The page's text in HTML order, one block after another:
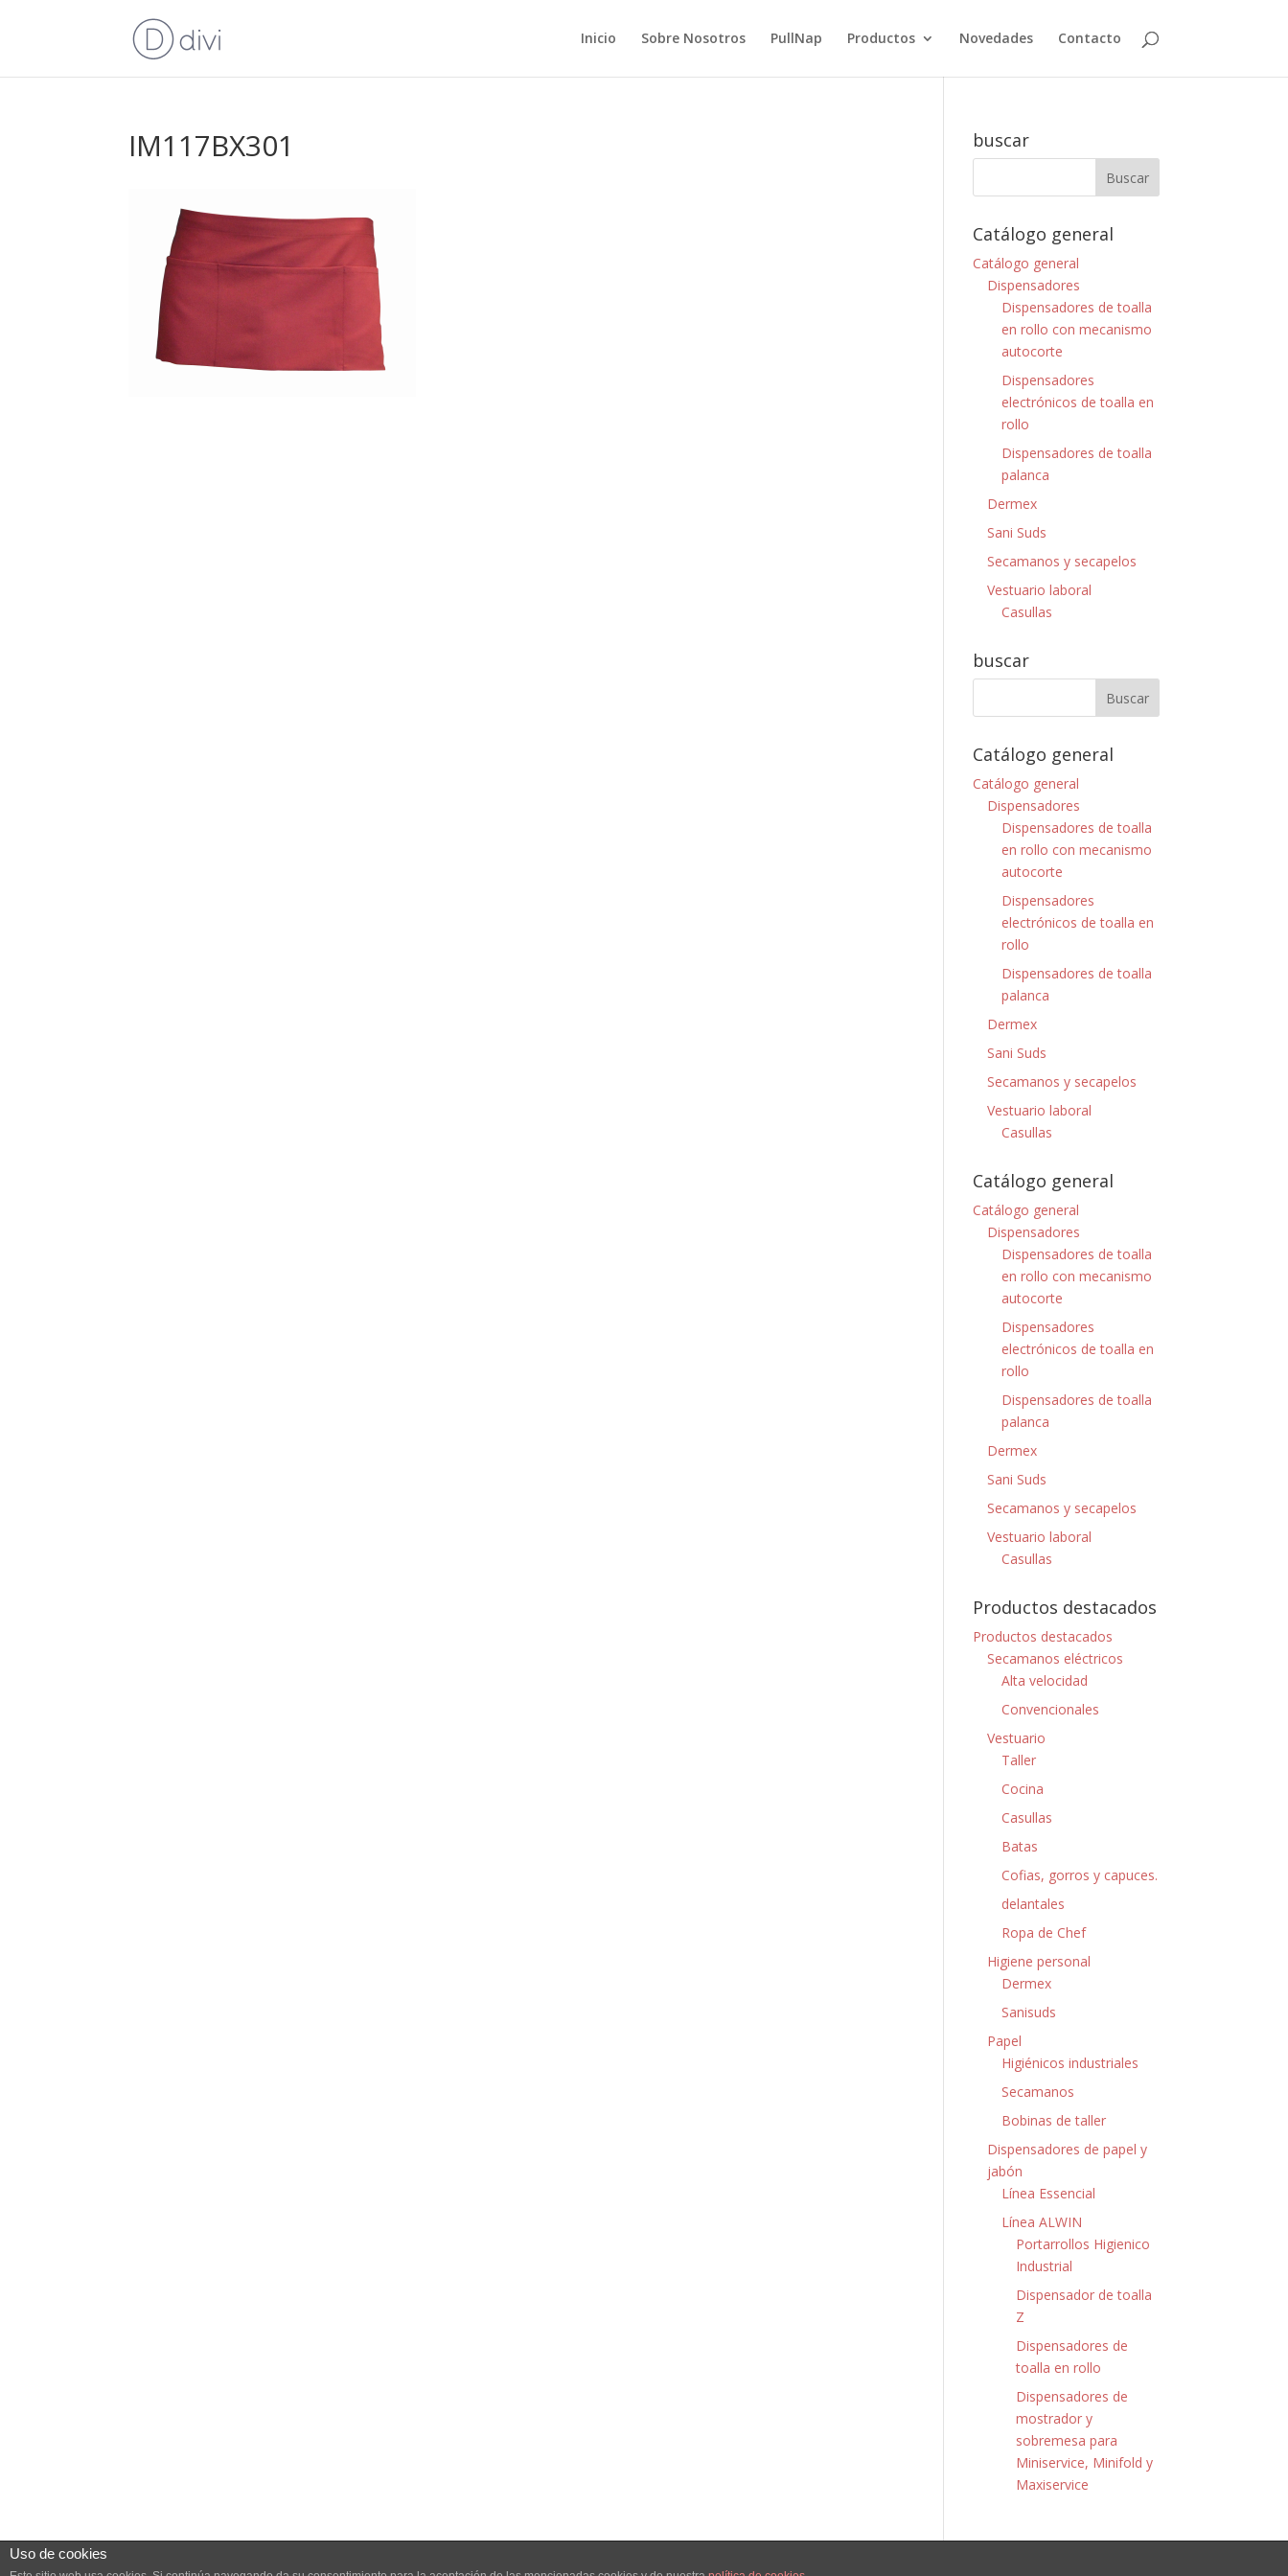
Inicio Sobre Nosotros PullNap Productos Novedades Contacto
IM117BX301 buscar
Catálogo general
Catálogo general
Dispensadores
Dispensadores de toalla
en rollo con mecanismo
autocorte
Dispensadores
electrónicos de toalla en
rollo
Dispensadores de toalla
palanca
Dermex
Sani Suds
Secamanos y secapelos
Vestuario laboral
Casullas
buscar
Catálogo general
Catálogo general
Dispensadores
Dispensadores de toalla
en rollo con mecanismo
autocorte
Dispensadores
electrónicos de toalla en
rollo
Dispensadores de toalla
palanca
Dermex
Sani Suds
Secamanos y secapelos
Vestuario laboral
Casullas
Catálogo general
Catálogo general
Dispensadores
Dispensadores de toalla
en rollo con mecanismo
autocorte
Dispensadores
electrónicos de toalla en
rollo
Dispensadores de toalla
palanca
Dermex
Sani Suds
Secamanos y secapelos
Vestuario laboral
Casullas
Productos destacados
Productos destacados
Secamanos eléctricos
Alta velocidad
Convencionales
Vestuario
Taller
Cocina
Casullas
Batas
Cofias, gorros y capuces.
delantales
Ropa de Chef
Higiene personal
Dermex
Sanisuds
Papel
Higiénicos industriales
Secamanos
Bobinas de taller
Dispensadores de papel y
jabón
Línea Essencial
Línea ALWIN
Portarrollos Higienico
Industrial
Dispensador de toalla
Z
Dispensadores de
toalla en rollo
Dispensadores de
mostrador y
sobremesa para
Miniservice, Minifold y
Maxiservice
Uso de cookies